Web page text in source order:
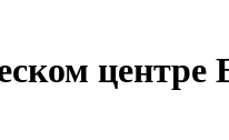
центре